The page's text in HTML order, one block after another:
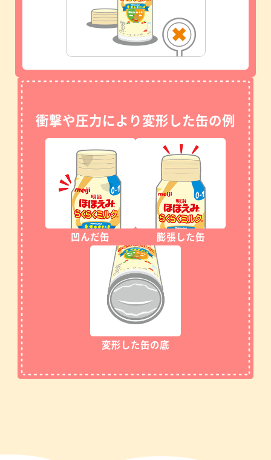
衝撃や圧力により変形した缶の例
凹んだ缶 膨張した缶
変形した缶の底